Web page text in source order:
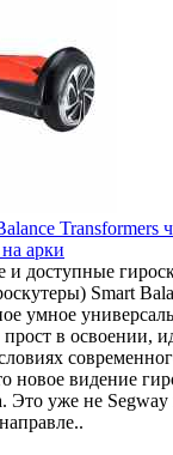
арки
доступные
Smart
умное
в освоении,
новое видение
Это уже не